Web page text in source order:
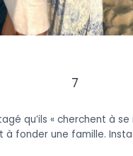
7
qu’ils « cherchent à
à fonder une famille.